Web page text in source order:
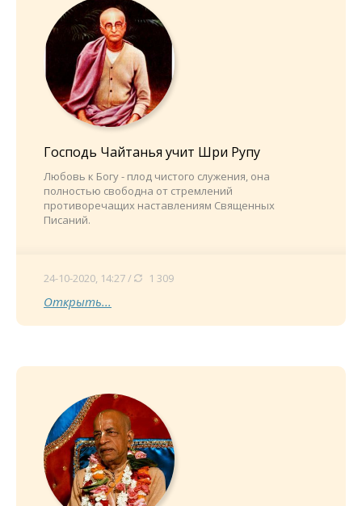
Господь Чайтанья учит Шри Рупу
Любовь к Богу - плод чистого служения, она
полностью свободна от стремлений
противоречащих наставлениям Священных
Писаний.
24-10-2020, 14:27 / 1 309
Открыть...